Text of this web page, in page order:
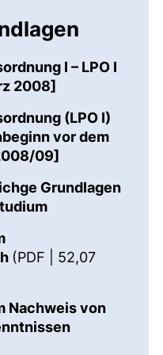
I – LPO I
2008]
(LPO I)
vor dem
09]
Grundlagen
(externer Link,
(PDF | 52,07
Nachweis von
(externer